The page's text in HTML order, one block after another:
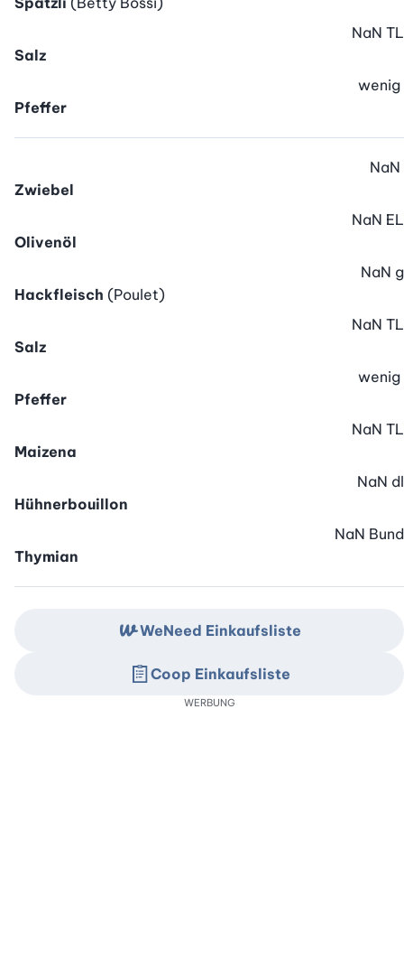
Salz
NaN TL
Pfeffer
wenig
Zwiebel
NaN
Olivenöl
NaN EL
Hackfleisch (Poulet)
NaN g
Salz
NaN TL
Pfeffer
wenig
Maizena
NaN TL
Hühnerbouillon
NaN dl
Thymian
NaN Bund
WeNeed Einkaufsliste
Coop Einkaufsliste
WERBUNG